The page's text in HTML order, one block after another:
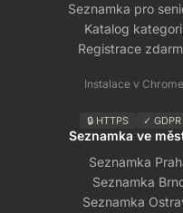
Seznamka pro
Katalog
Registrace
Instalace v Chrome
🔒 HTTPS ✓ GDPR
Seznamka ve
Seznamka
Seznamka
Seznamka